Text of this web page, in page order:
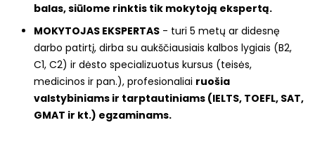
balas, siūlome rinktis tik mokytoją ekspertą.
MOKYTOJAS EKSPERTAS - turi 5 metų ar didesnę
darbo patirtį, dirba su aukščiausiais kalbos lygiais (B2,
C1, C2) ir dėsto specializuotus kursus (teisės,
medicinos ir pan.), profesionaliai ruošia
valstybiniams ir tarptautiniams (IELTS, TOEFL, SAT,
GMAT ir kt.) egzaminams.